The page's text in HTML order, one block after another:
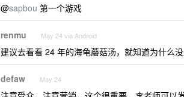
@sapbou 第一个游戏
renmu May 24 via Android
建议去看看 24 年的海龟蘑菇汤，就知道为什么
defaw May 24